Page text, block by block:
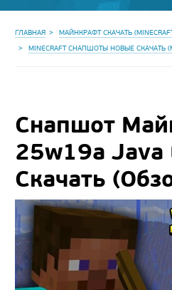
ГЛАВНАЯ
МАЙНКРАФТ СКАЧАТЬ
MINECRAFT СНАПШОТЫ НОВЫЕ СКАЧАТЬ
Снапшот
25w19a Java
Скачать